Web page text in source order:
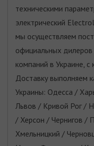
техническими
электрический
мы осуществляем
официальных
компаний в Украине,
Доставку выполняем
Украины: Одесса /
Львов / Кривой Рог /
/ Херсон / Чернигов /
Хмельницкий /